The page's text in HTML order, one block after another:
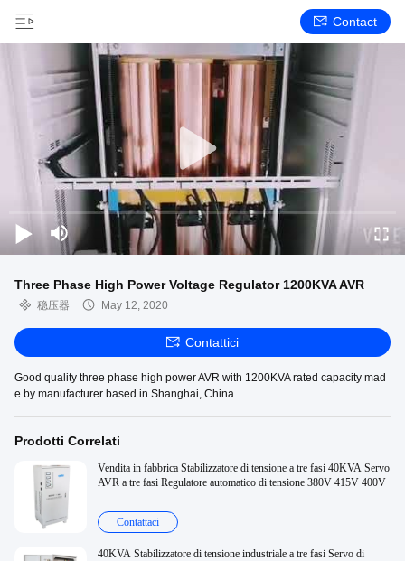
Contact
Three Phase High Power Voltage Regulator 1200KVA AVR
稳压器 May 12, 2020
Contattici
Good quality three phase high power AVR with 1200KVA rated capacity mad
e by manufacturer based in Shanghai, China.
Prodotti Correlati
Vendita in fabbrica Stabilizzatore di tensione a tre fasi 40KVA Servo
AVR a tre fasi Regulatore automatico di tensione 380V 415V 400V
Contattaci
40KVA Stabilizzatore di tensione industriale a tre fasi Servo di